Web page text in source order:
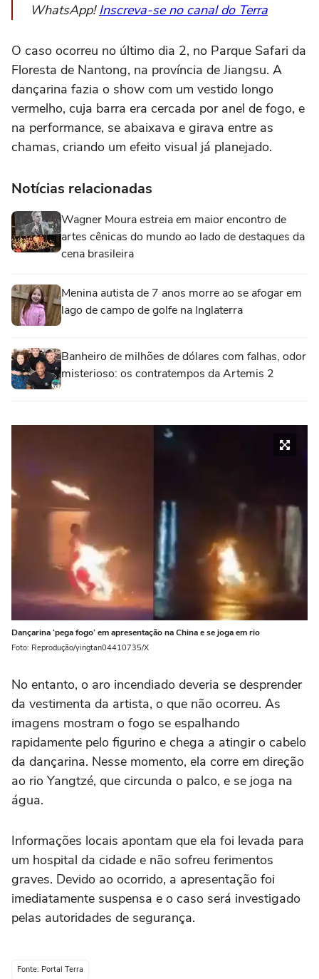
WhatsApp!Inscreva-se no canal do Terra
O caso ocorreu no último dia 2, no Parque Safari da
Floresta de Nantong, na província de Jiangsu. A
dançarina fazia o show com um vestido longo
vermelho, cuja barra era cercada por anel de fogo, e
na performance, se abaixava e girava entre as
chamas, criando um efeito visual já planejado.
Notícias relacionadas
Wagner Moura estreia em maior encontro de
artes cênicas do mundo ao lado de destaques da
cena brasileira
Menina autista de 7 anos morre ao se afogar em
lago de campo de golfe na Inglaterra
Banheiro de milhões de dólares com falhas, odor
misterioso: os contratempos da Artemis 2
Dançarina ‘pega fogo’ em apresentação na China e se joga em rio
Foto: Reprodução/yingtan04410735/X
No entanto, o aro incendiado deveria se desprender
da vestimenta da artista, o que não ocorreu. As
imagens mostram o fogo se espalhando
rapidamente pelo figurino e chega a atingir o cabelo
da dançarina. Nesse momento, ela corre em direção
ao rio Yangtzé, que circunda o palco, e se joga na
água.
Informações locais apontam que ela foi levada para
um hospital da cidade e não sofreu ferimentos
graves. Devido ao ocorrido, a apresentação foi
imediatamente suspensa e o caso será investigado
pelas autoridades de segurança.
Fonte: Portal Terra